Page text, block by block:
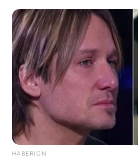
absolutes Highlight ist
interaktiver
Schnelligkeit,
unterschiedlichen
Schwierigkeitsgraden
verlangen Interaktivität
VALO JUMP. Hier trifft
Videospielcharakter:
Sprüngen gilt es, Spiele
absolvieren.
Altersbeschränkung.
HABERION